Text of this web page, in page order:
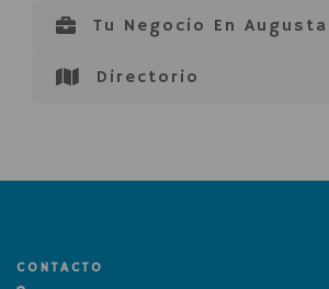
Tu Negocio En Augusta
Directorio
CONTACTO